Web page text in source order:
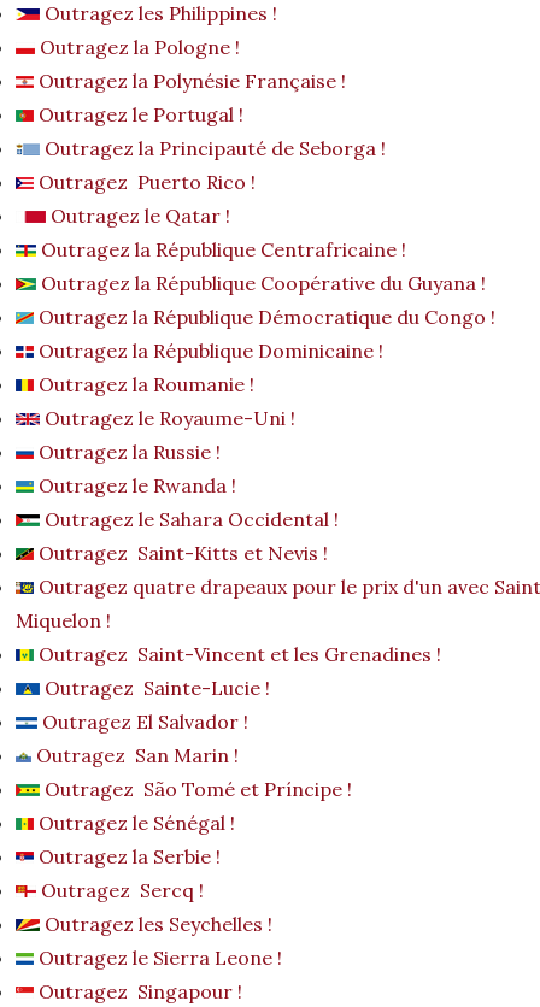
Outragez les Philippines !
Outragez la Pologne !
Outragez la Polynésie Française !
Outragez le Portugal !
Outragez la Principauté de Seborga !
Outragez Puerto Rico !
Outragez le Qatar !
Outragez la République Centrafricaine !
Outragez la République Coopérative du Guyana !
Outragez la République Démocratique du Congo !
Outragez la République Dominicaine !
Outragez la Roumanie !
Outragez le Royaume-Uni !
Outragez la Russie !
Outragez le Rwanda !
Outragez le Sahara Occidental !
Outragez Saint-Kitts et Nevis !
Outragez quatre drapeaux pour le prix d'un avec
Miquelon !
Outragez Saint-Vincent et les Grenadines !
Outragez Sainte-Lucie !
Outragez El Salvador !
Outragez San Marin !
Outragez São Tomé et Príncipe !
Outragez le Sénégal !
Outragez la Serbie !
Outragez Sercq !
Outragez les Seychelles !
Outragez le Sierra Leone !
Outragez Singapour !